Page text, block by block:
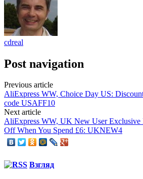
cdreal
Post navigation
Previous article
AliExpress WW, Choice Day US:
code USAFF10
Next article
AliExpress WW, UK New User Exclusive
Off When You Spend £6: UKNEW4
Взгляд